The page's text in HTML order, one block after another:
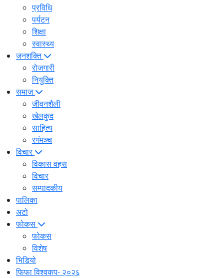
प्रविधि
पर्यटन
शिक्षा
स्वास्थ्य
जनशक्ति
रोजगारी
नियुक्ति
समाज
जीवनशैली
खेलकुद
साहित्य
रगंमञ्च
विचार
विकास वहस
विचार
सम्पादकीय
पालिका
अटो
फोकस
फोकस
विशेष
भिडियो
फिफा विश्वकप- २०२६